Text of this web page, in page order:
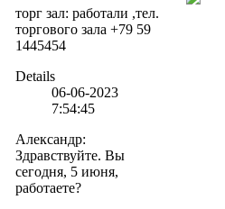
торг зал: работали ,тел.
торгового зала +79 59
1445454
Details
06-06-2023
7:54:45
Александр:
Здравствуйте. Вы
сегодня, 5 июня,
работаете?